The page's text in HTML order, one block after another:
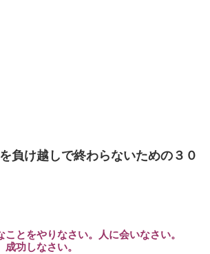
負け越しで終わらないための３０
ことをやりなさい。人に会いなさい。
功しなさい。